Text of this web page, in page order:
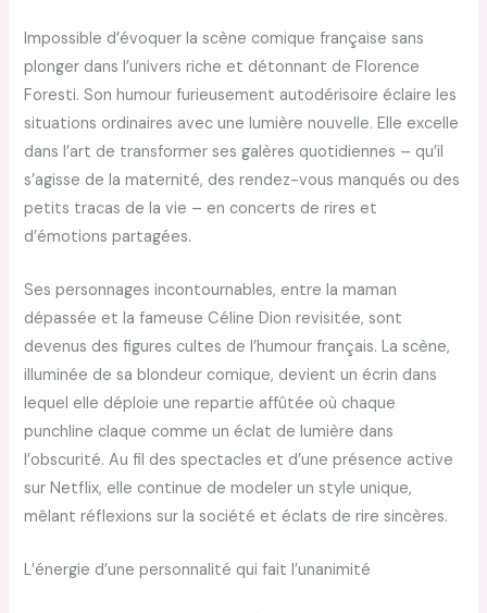
Impossible d’évoquer la scène comique française sans
plonger dans l’univers riche et détonnant de Florence
Foresti. Son humour furieusement autodérisoire éclaire les
situations ordinaires avec une lumière nouvelle. Elle excelle
dans l’art de transformer ses galères quotidiennes – qu’il
s’agisse de la maternité, des rendez-vous manqués ou des
petits tracas de la vie – en concerts de rires et
d’émotions partagées.
Ses personnages incontournables, entre la maman
dépassée et la fameuse Céline Dion revisitée, sont
devenus des figures cultes de l’humour français. La scène,
illuminée de sa blondeur comique, devient un écrin dans
lequel elle déploie une repartie affûtée où chaque
punchline claque comme un éclat de lumière dans
l’obscurité. Au fil des spectacles et d’une présence active
sur Netflix, elle continue de modeler un style unique,
mêlant réflexions sur la société et éclats de rire sincères.
L’énergie d’une personnalité qui fait l’unanimité